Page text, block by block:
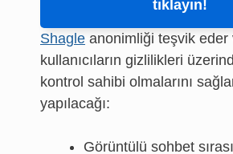
tıklayın!
Shagle anonimliği teşvik eder
kullanıcıların gizlilikleri
kontrol sahibi olmalarını
yapılacağı:
Görüntülü sohbet